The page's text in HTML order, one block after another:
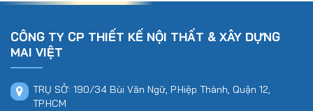
CÔNG TY CP THIẾT KẾ NỘI THẤT & XÂY DỰNG
MAI VIỆT
TRỤ SỞ: 190/34 Bùi Văn Ngữ, P.Hiệp Thành, Quận 12,
TP.HCM